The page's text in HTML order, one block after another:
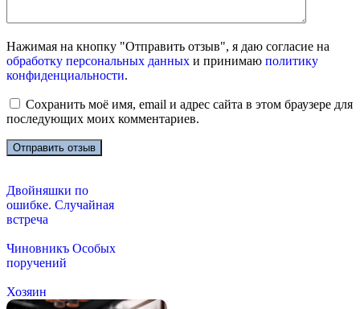
Нажимая на кнопку "Отправить отзыв", я даю согласие на
обработку персональных данных и принимаю политику
конфиденциальности.
Сохранить моё имя, email и адрес сайта в этом браузере для
последующих моих комментариев.
Двойняшки по
ошибке. Случайная
встреча
Чиновникъ Особых
поручений
Хозяин